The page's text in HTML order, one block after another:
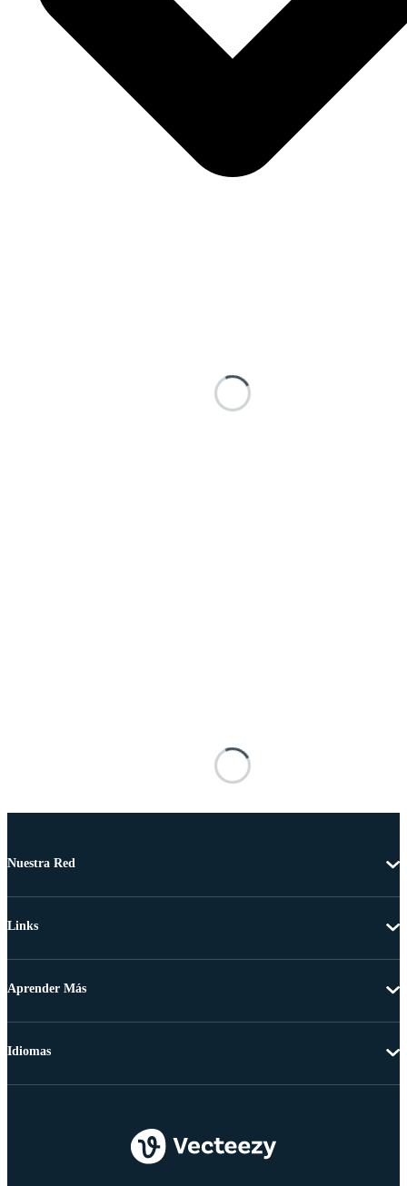
Nuestra Red
Links
Aprender Más
Idiomas